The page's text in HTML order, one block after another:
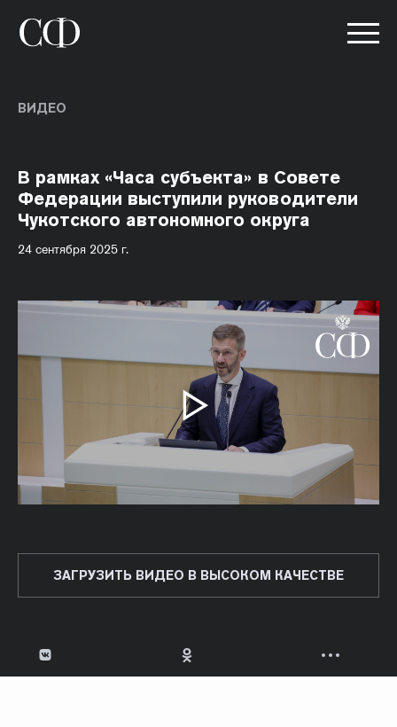
ВИДЕО
В рамках «Часа субъекта» в Совете
Федерации выступили руководители
Чукотского автономного округа
24 сентября 2025 г.
ЗАГРУЗИТЬ ВИДЕО В ВЫСОКОМ КАЧЕСТВЕ